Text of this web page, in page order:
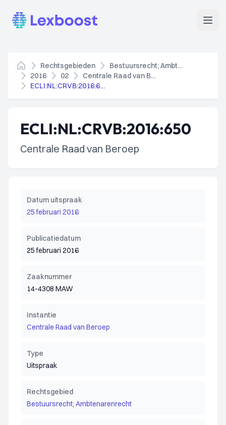
Lexboost
Home
Rechtsgebieden
Bestuursrecht; Ambtenarenrecht
2016
02
Centrale Raad van Beroep
ECLI:NL:CRVB:2016:650
ECLI:NL:CRVB:2016:650
Centrale Raad van Beroep
Datum uitspraak
25 februari 2016
Publicatiedatum
25 februari 2016
Zaaknummer
14-4308 MAW
Instantie
Centrale Raad van Beroep
Type
Uitspraak
Rechtsgebied
Bestuursrecht; Ambtenarenrecht